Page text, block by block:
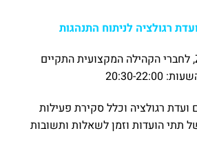
רגולציה לניתוח התנהגות
מפגש פתוח ב ZOOM, לחברי הקהילה המקצועית התקיים
רגולציה וכלל סקירת פעילות
תתי הועדות וזמן לשאלות ותשובות